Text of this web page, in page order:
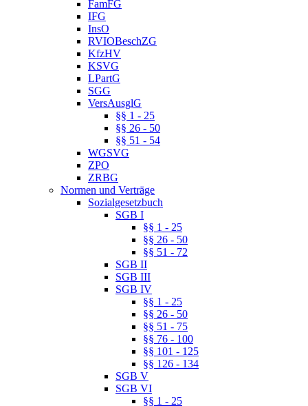
FamFG
IFG
InsO
RVIOBeschZG
KfzHV
KSVG
LPartG
SGG
VersAusglG
§§ 1 - 25
§§ 26 - 50
§§ 51 - 54
WGSVG
ZPO
ZRBG
Normen und Verträge
Sozialgesetzbuch
SGB I
§§ 1 - 25
§§ 26 - 50
§§ 51 - 72
SGB II
SGB III
SGB IV
§§ 1 - 25
§§ 26 - 50
§§ 51 - 75
§§ 76 - 100
§§ 101 - 125
§§ 126 - 134
SGB V
SGB VI
§§ 1 - 25